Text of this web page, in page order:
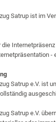
Satrup ist im
Satrup e.V. ist
Satrup e.V.